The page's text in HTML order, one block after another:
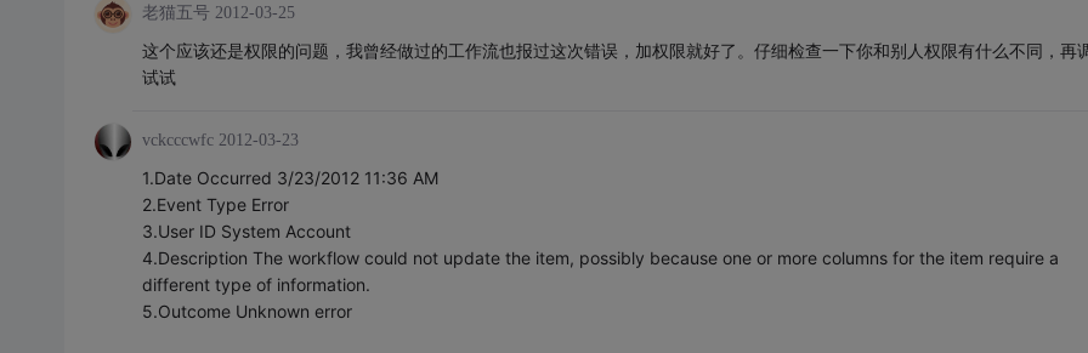
老猫五号 2012-03-25
这个应该还是权限的问题，我曾经做过的工作流也报过这次错误，加权限就好了。仔细检查一下你和别人权限有什么不同，再
试试
vckcccwfc 2012-03-23
1.Date Occurred 3/23/2012 11:36 AM
2.Event Type Error
3.User ID System Account
4.Description The workflow could not update the item, possibly because one or more columns for the item require a
different type of information.
5.Outcome Unknown error